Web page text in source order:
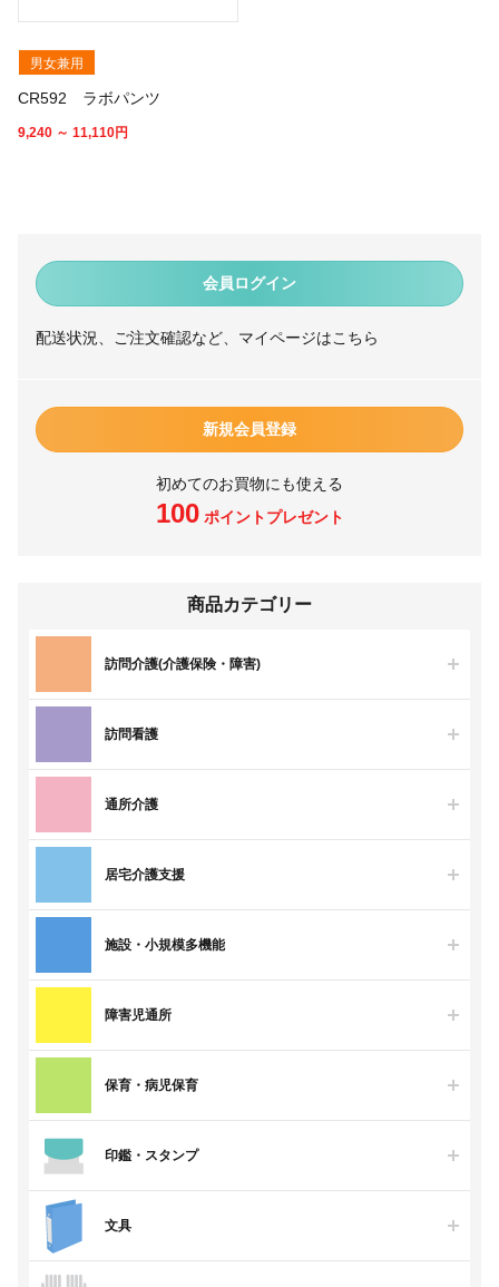
会員ログイン
配送状況、ご注文確認など、マイページはこちら
新規会員登録
初めてのお買物にも使える
100ポイントプレゼント
商品カテゴリー
訪問介護(介護保険・障害)
訪問看護
通所介護
居宅介護支援
施設・小規模多機能
障害児通所
保育・病児保育
印鑑・スタンプ
文具
男女兼用
CR592 ラボパンツ
9,240 ～ 11,110円